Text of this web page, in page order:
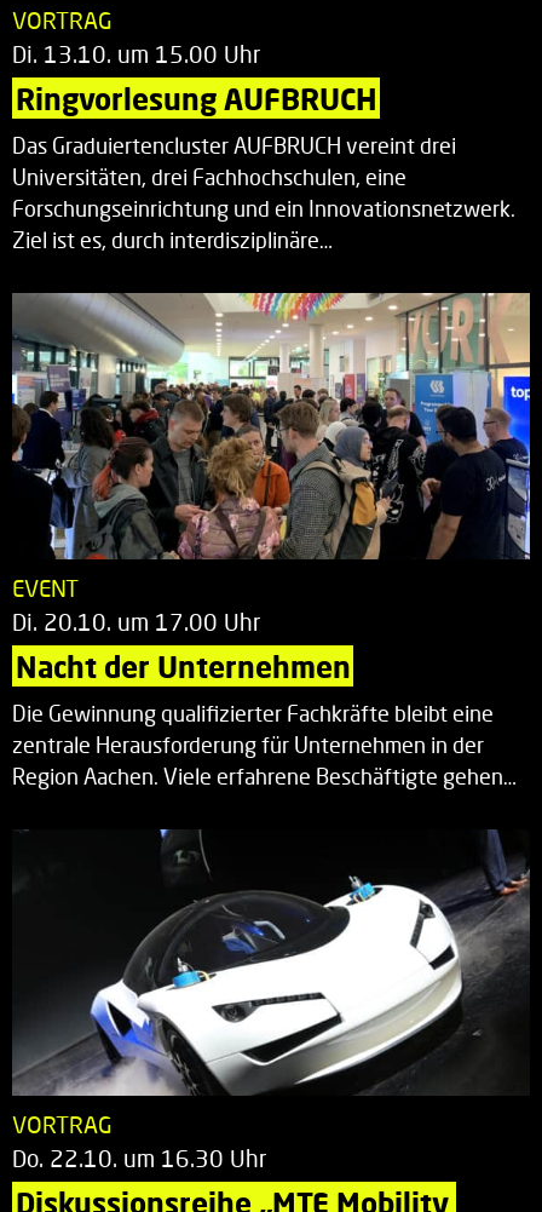
VORTRAG
Di. 13.10. um 15.00 Uhr
Ringvorlesung AUFBRUCH
Das Graduiertencluster AUFBRUCH vereint drei
Universitäten, drei Fachhochschulen, eine
Forschungseinrichtung und ein Innovationsnetzwerk.
Ziel ist es, durch interdisziplinäre…
EVENT
Di. 20.10. um 17.00 Uhr
Nacht der Unternehmen
Die Gewinnung qualifizierter Fachkräfte bleibt eine
zentrale Herausforderung für Unternehmen in der
Region Aachen. Viele erfahrene Beschäftigte gehen…
VORTRAG
Do. 22.10. um 16.30 Uhr
Diskussionsreihe „MTE Mobility